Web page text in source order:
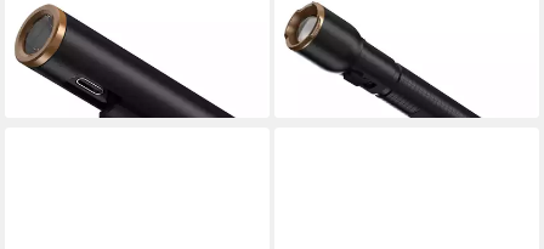
LED Taschenlampe DK100R
15,90 €
lieferbar - in 2-3 Werktagen bei dir
LED Taschenlampe DF4000R,
aufladbar USB-C in & out
59,90 €
lieferbar - in 2-3 Werktagen bei dir